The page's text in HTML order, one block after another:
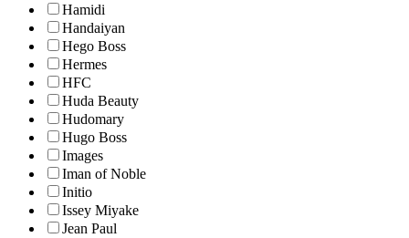
Hamidi
Handaiyan
Hego Boss
Hermes
HFC
Huda Beauty
Hudomary
Hugo Boss
Images
Iman of Noble
Initio
Issey Miyake
Jean Paul